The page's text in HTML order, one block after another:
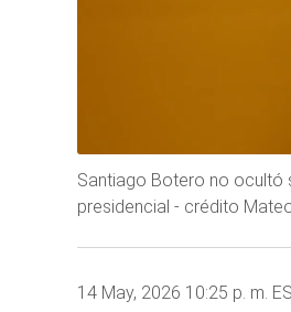
Santiago Botero no ocultó
presidencial - crédito
14 May, 2026 10:25 p. m.